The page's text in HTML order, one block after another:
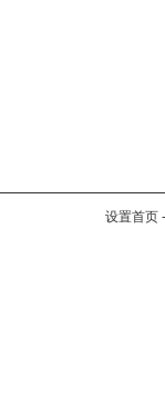
设置首页 -